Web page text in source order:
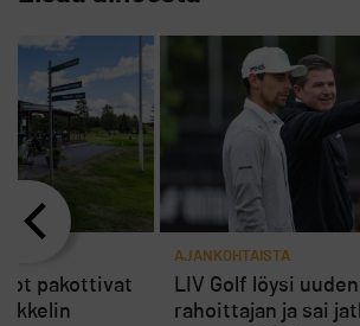
pakottivat
AJANKOHTAISTA
LIV Golf löysi uuden
rahoittajan ja sai